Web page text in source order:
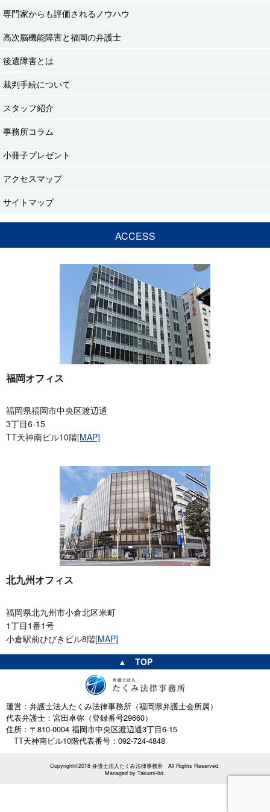
専門家からも評価されるノウハウ
高次脳機能障害と福岡の弁護士
後遺障害とは
裁判手続について
スタッフ紹介
事務所コラム
小冊子プレゼント
アクセスマップ
サイトマップ
ACCESS
福岡オフィス
福岡県福岡市中央区渡辺通
3丁目6-15
TT天神南ビル10階[MAP]
北九州オフィス
福岡県北九州市小倉北区米町
1丁目1番1号
小倉駅前ひびきビル8階[MAP]
▲ TOP
運営：弁護士法人たくみ法律事務所（福岡県弁護士会所属）
代表弁護士：宮田卓弥（登録番号29660）
住所：〒810-0004 福岡市中央区渡辺通3丁目6-15
TT天神南ビル10階代表番号：092-724-4848
Copyright©2018 弁護士法人たくみ法律事務所 All Rights Reserved.
Managed by Takumi-ltd.